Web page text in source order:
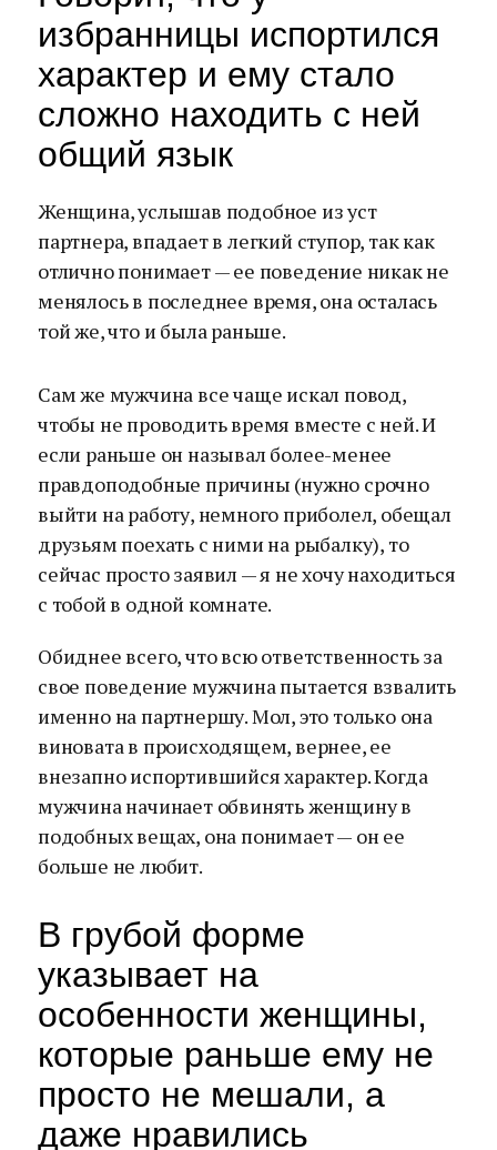
избранницы испортился
характер и ему стало
сложно находить с ней
общий язык
Женщина, услышав подобное из уст
партнера, впадает в легкий ступор, так как
отлично понимает — ее поведение никак не
менялось в последнее время, она осталась
той же, что и была раньше.
Сам же мужчина все чаще искал повод,
чтобы не проводить время вместе с ней. И
если раньше он называл более-менее
правдоподобные причины (нужно срочно
выйти на работу, немного приболел, обещал
друзьям поехать с ними на рыбалку), то
сейчас просто заявил — я не хочу находиться
с тобой в одной комнате.
Обиднее всего, что всю ответственность за
свое поведение мужчина пытается взвалить
именно на партнершу. Мол, это только она
виновата в происходящем, вернее, ее
внезапно испортившийся характер. Когда
мужчина начинает обвинять женщину в
подобных вещах, она понимает — он ее
больше не любит.
В грубой форме
указывает на
особенности женщины,
которые раньше ему не
просто не мешали, а
даже нравились